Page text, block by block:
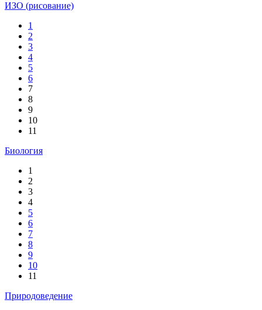
ИЗО (рисование)
1
2
3
4
5
6
7
8
9
10
11
Биология
1
2
3
4
5
6
7
8
9
10
11
Природоведение